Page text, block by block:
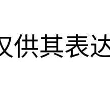
供其表